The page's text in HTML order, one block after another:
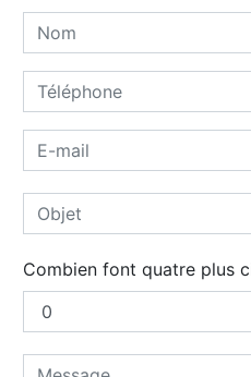
Combien font quatre plus